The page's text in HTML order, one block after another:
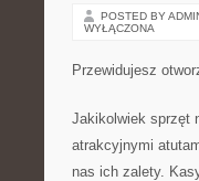
POSTED BY
WYŁĄCZONA
Przewidujesz
Jakikolwiek sprzęt
atrakcyjnymi
nas ich zalety.